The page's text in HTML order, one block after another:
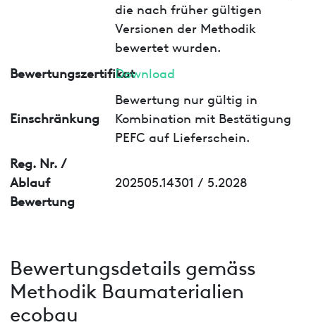
die nach früher gültigen
Versionen der Methodik
bewertet wurden.
BewertungszertifikatDownload
Einschränkung
Bewertung nur gültig in
Kombination mit Bestätigung
PEFC auf Lieferschein.
Reg. Nr. /
Ablauf
Bewertung
202505.14301 / 5.2028
Bewertungsdetails gemäss
Methodik Baumaterialien
ecobau